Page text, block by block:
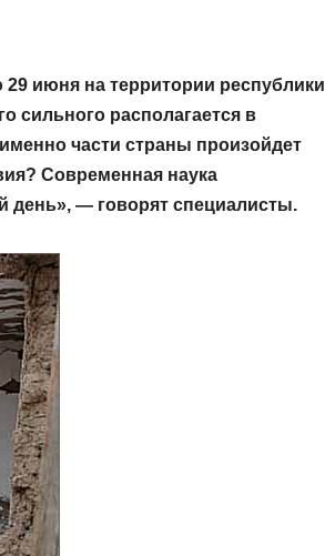
июня на территории республики
сильного располагается в
части страны произойдет
Современная наука
день», — говорят специалисты.